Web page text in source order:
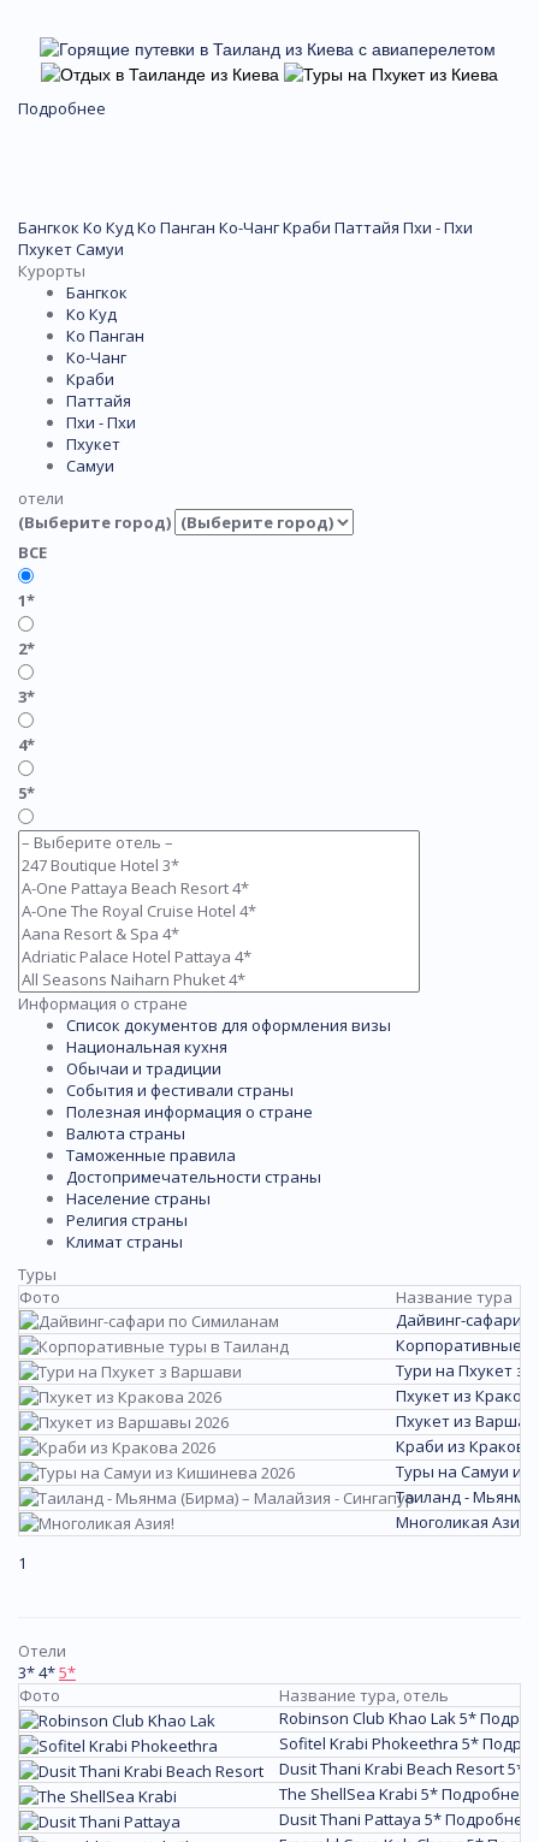
Подробнее
Бангкок Ко КудКо Панган Ко-ЧангКраби Паттайя Пхи - Пхи
ПхукетСамуи
Курорты
Бангкок
Ко Куд
Ко Панган
Ко-Чанг
Краби
Паттайя
Пхи - Пхи
Пхукет
Самуи
отели
(Выберите город)
ВСЕ
1*
2*
3*
4*
5*
Информация о стране
Список документов для оформления визы
Национальная кухня
Обычаи и традиции
События и фестивали страны
Полезная информация о стране
Валюта страны
Таможенные правила
Достопримечательности страны
Население страны
Религия страны
Климат страны
Туры
Фото
Название тура
Дайвинг-сафари
Корпоративные
Тури на Пхукет з
Пхукет из
Пхукет из
Краби из Кракова
Туры на Самуи из
Таиланд - Мьянма
Многоликая Азия!
1
Отели
3*4*5*
Фото
Название тура, отель
Robinson Club Khao Lak 5*
Sofitel Krabi Phokeethra 5*
Dusit Thani Krabi Beach Resort 5*
The ShellSea Krabi 5*Подробнее
Dusit Thani Pattaya 5*Подробнее